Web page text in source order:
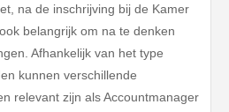
na de inschrijving bij de Kamer
belangrijk om na te denken
Afhankelijk van het type
kunnen verschillende
relevant zijn als Accountmanager